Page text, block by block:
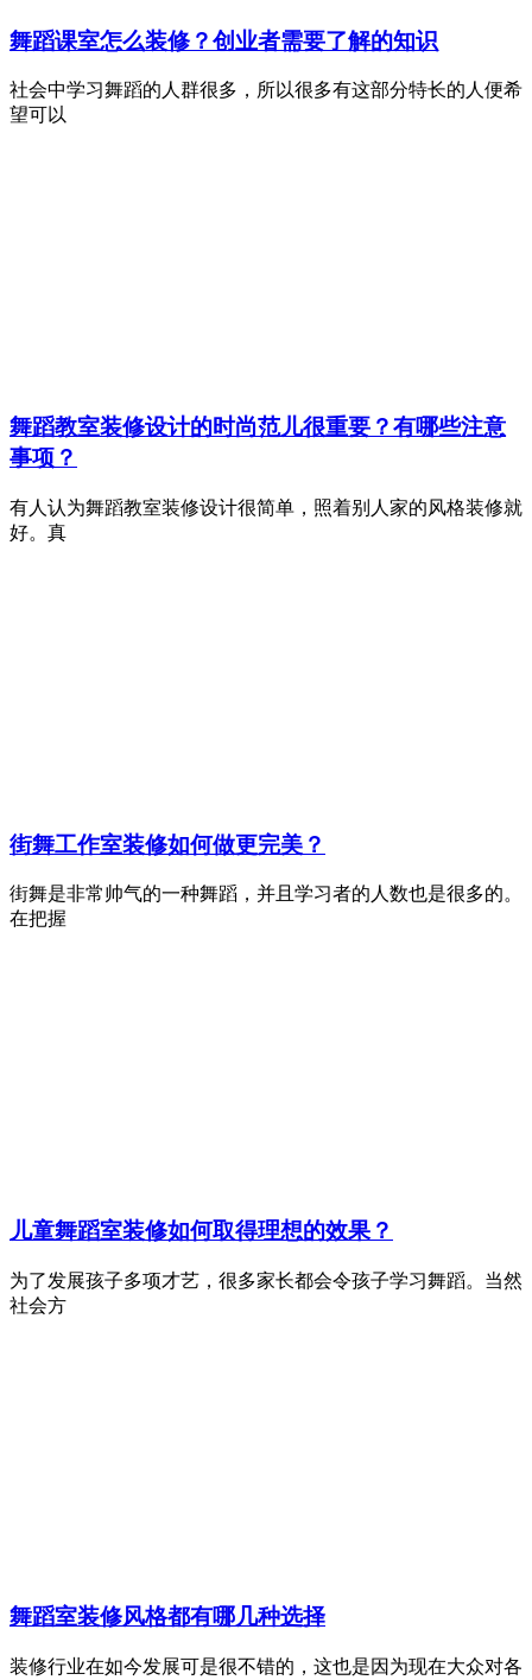
舞蹈课室怎么装修？创业者需要了解的知识
社会中学习舞蹈的人群很多，所以很多有这部分特长的人便希
望可以
舞蹈教室装修设计的时尚范儿很重要？有哪些注意
事项？
有人认为舞蹈教室装修设计很简单，照着别人家的风格装修就
好。真
街舞工作室装修如何做更完美？
街舞是非常帅气的一种舞蹈，并且学习者的人数也是很多的。
在把握
儿童舞蹈室装修如何取得理想的效果？
为了发展孩子多项才艺，很多家长都会令孩子学习舞蹈。当然
社会方
舞蹈室装修风格都有哪几种选择
装修行业在如今发展可是很不错的，这也是因为现在大众对各